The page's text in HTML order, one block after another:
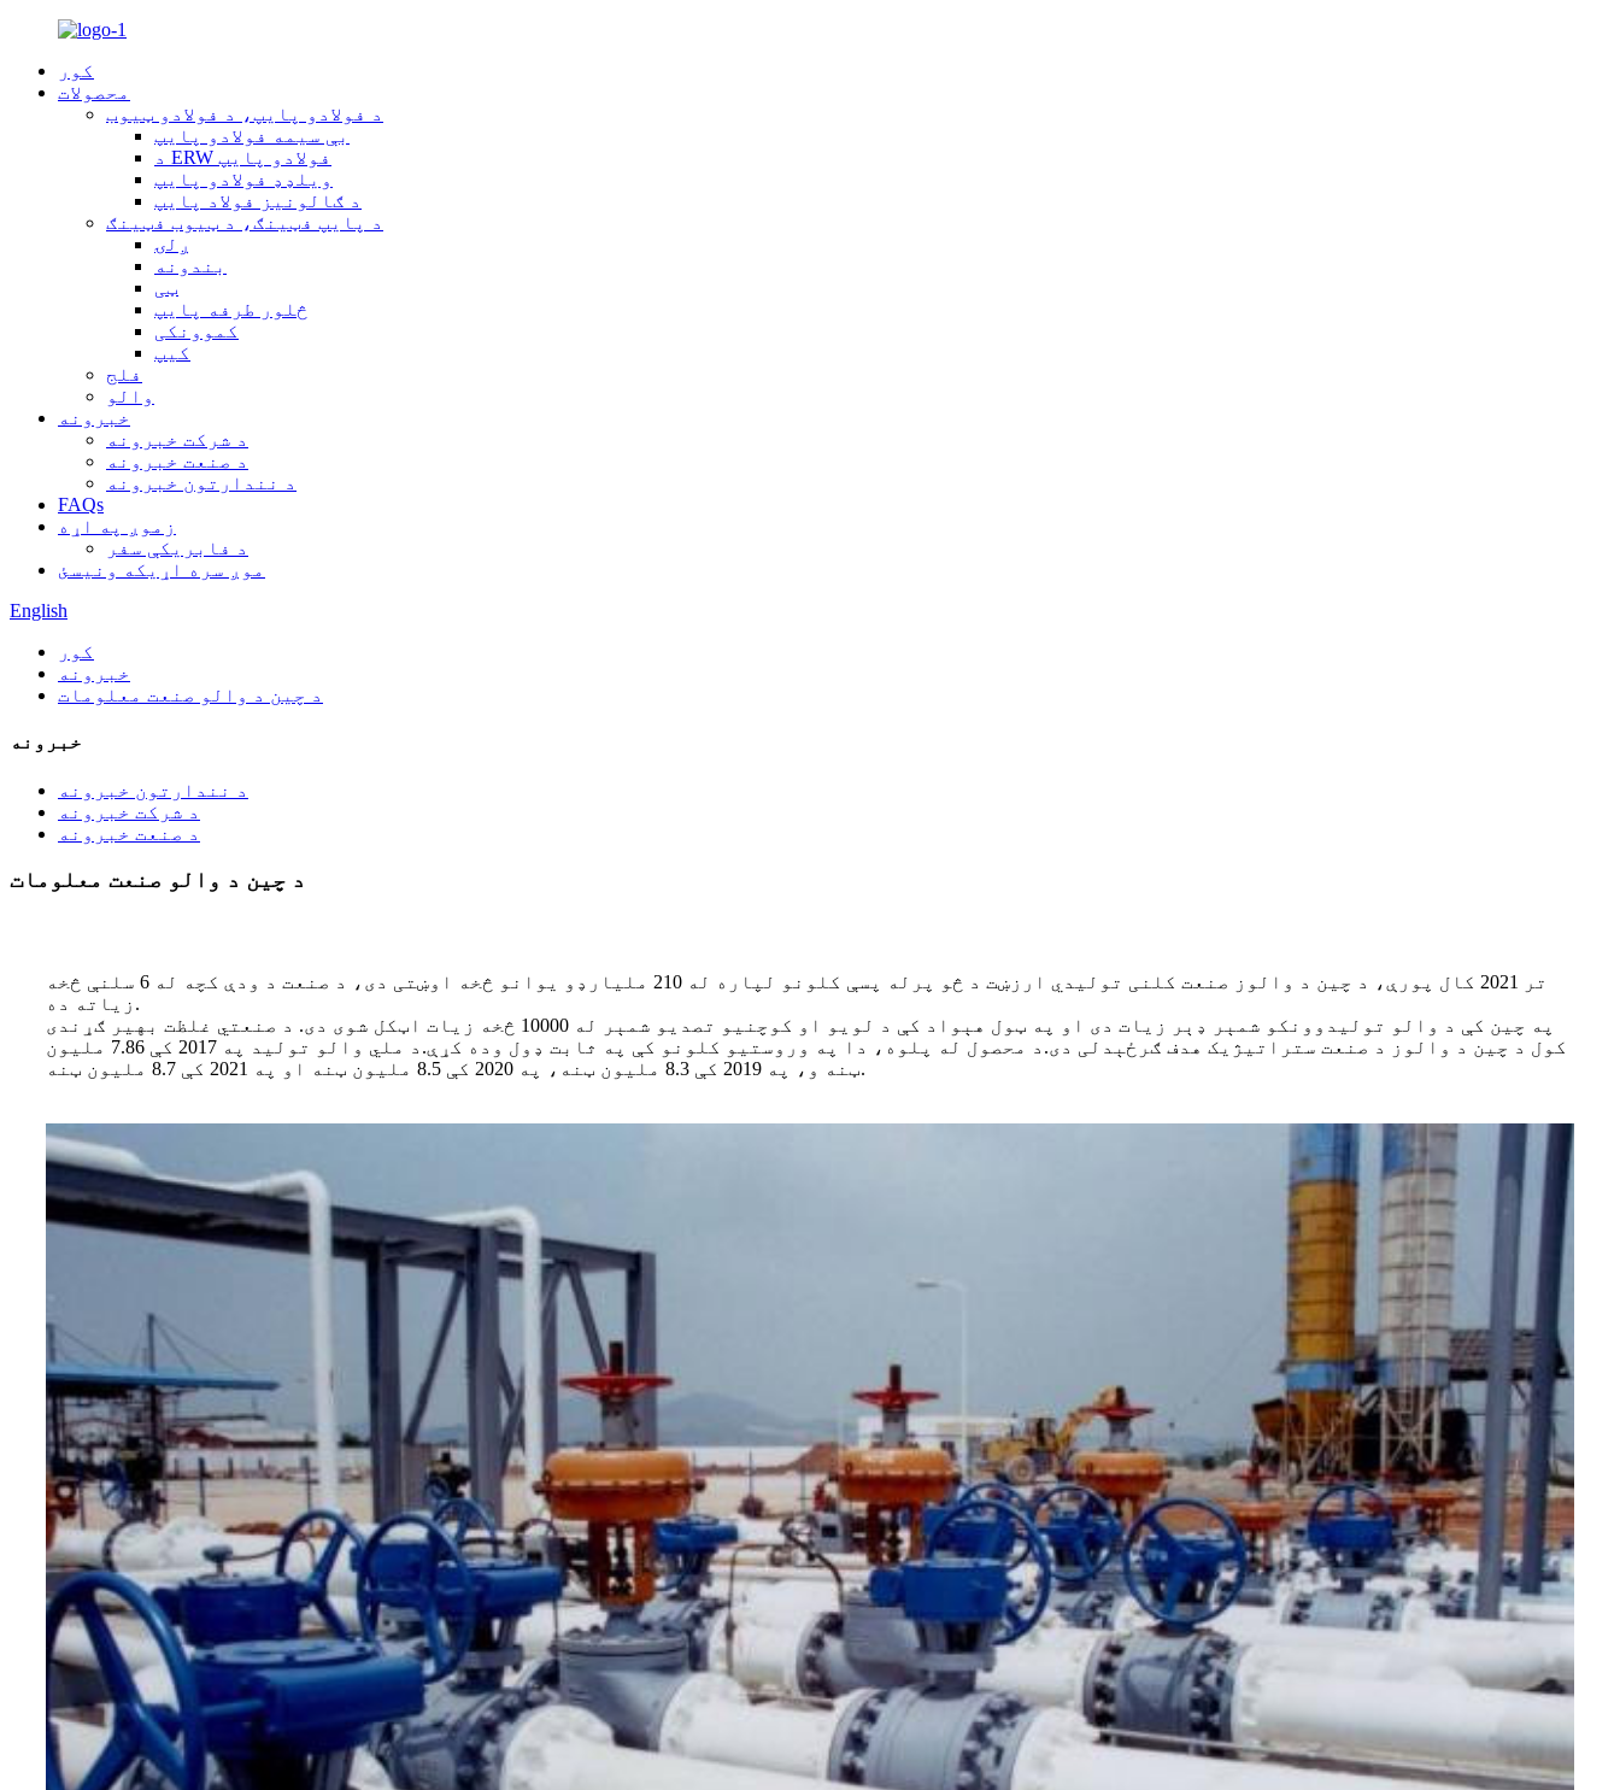
کور
محصولات
د فولادو پایپ، د فولادو ټیوب
بې سیمه فولادو پایپ
د ERW فولادو پایپ
ویلډډ فولادو پایپ
د ګالونیز فولاد پایپ
د پایپ فټینګ، د ټیوب فټینګ
ږلۍ
بندونه
ټی
څلور طرفه پایپ
کموونکی
کیپ
فلج
والو
خبرونه
د شرکت خبرونه
د صنعت خبرونه
د نندارتون خبرونه
FAQs
زموږ په اړه
د فابریکې سفر
موږ سره اړیکه ونیسئ
English
کور
خبرونه
د چین د والو صنعت معلومات
خبرونه
د نندارتون خبرونه
د شرکت خبرونه
د صنعت خبرونه
د چین د والو صنعت معلومات
تر 2021 کال پورې، د چين د والوز صنعت کلنی توليدي ارزښت د څو پرله پسې کلونو لپاره له 210 مليارډو يوانو څخه اوښتی دی، د صنعت د ودې کچه له 6 سلنې څخه
زياته ده.
په چين کې د والو توليدوونکو شمېر ډېر زيات دی او په ټول هېواد کې د لويو او کوچنيو تصديو شمېر له 10000 څخه زيات اټکل شوی دی. د صنعتي غلظت بهير ګړندی
کول د چين د والوز د صنعت ستراتيژيک هدف ګرځېدلی دی.د محصول له پلوه، دا په وروستیو کلونو کې په ثابت ډول وده کړې.د ملي والو تولید په 2017 کې 7.86 ملیون
ټنه و، په 2019 کې 8.3 ملیون ټنه، په 2020 کې 8.5 ملیون ټنه او په 2021 کې 8.7 ملیون ټنه.